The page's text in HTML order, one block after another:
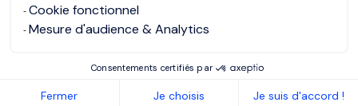
Cookie fonctionnel
Mesure d'audience & Analytics
Consentements certifiés par
Fermer Je choisis Je suis d'accord !
Notre client est un groupe en forte croissance,
engagé dans une phase de structuration de sa
Il recrute un Responsable Comptable Général
Confirmé F/H. Poste basé à Paris et en CDI.